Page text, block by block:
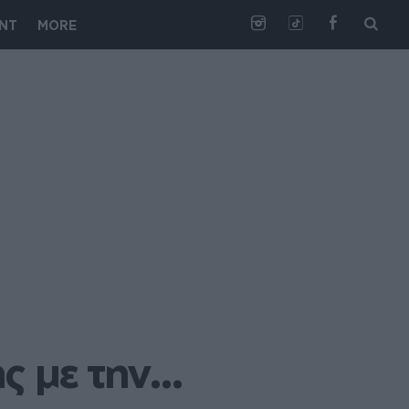
MORE
με την…